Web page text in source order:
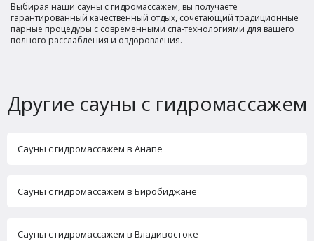
Выбирая наши сауны с гидромассажем, вы получаете
гарантированный качественный отдых, сочетающий традиционные
парные процедуры с современными спа-технологиями для вашего
полного расслабления и оздоровления.
Другие сауны с гидромассажем
Сауны с гидромассажем в Анапе
Сауны с гидромассажем в Биробиджане
Сауны с гидромассажем в Владивостоке